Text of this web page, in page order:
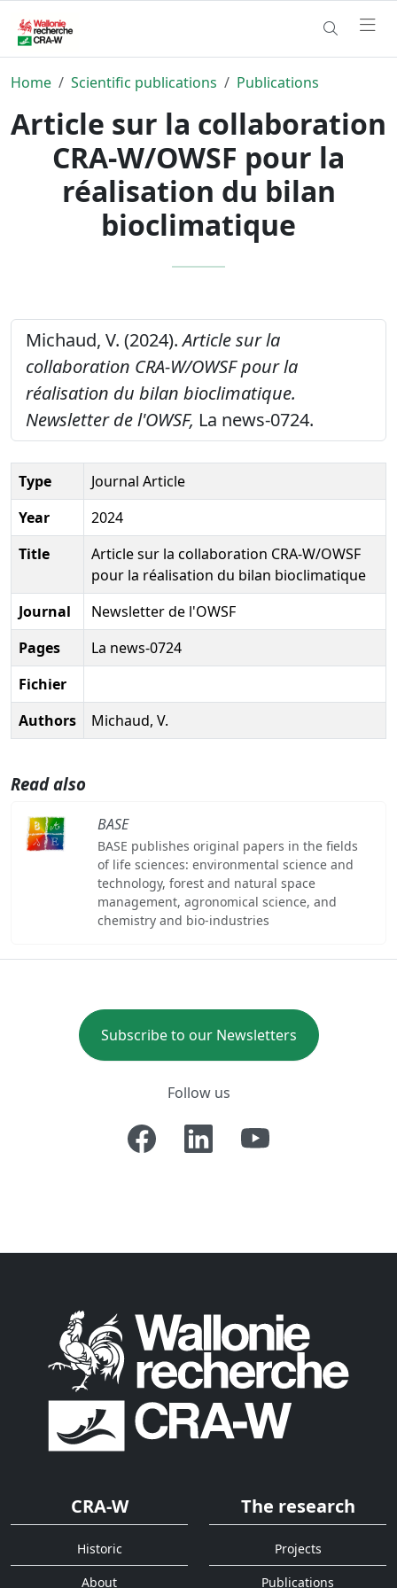
Home Scientific publications Publications
Article sur la collaboration
CRA-W/OWSF pour la
réalisation du bilan
bioclimatique
Michaud, V. (2024).Article sur la
collaboration CRA-W/OWSF pour la
réalisation du bilan bioclimatique.
Newsletter de l'OWSF, La news-0724.
Type
Journal Article
Year
2024
Title
Article sur la collaboration CRA-W/OWSF
pour la réalisation du bilan bioclimatique
Journal
Newsletter de l'OWSF
Pages
La news-0724
Fichier
Authors
Michaud, V.
Read also
BASE
BASE publishes original papers in the fields
of life sciences: environmental science and
technology, forest and natural space
management, agronomical science, and
chemistry and bio-industries
Subscribe to our Newsletters
Follow us
CRA-W
Historic
About
The research
Projects
Publications